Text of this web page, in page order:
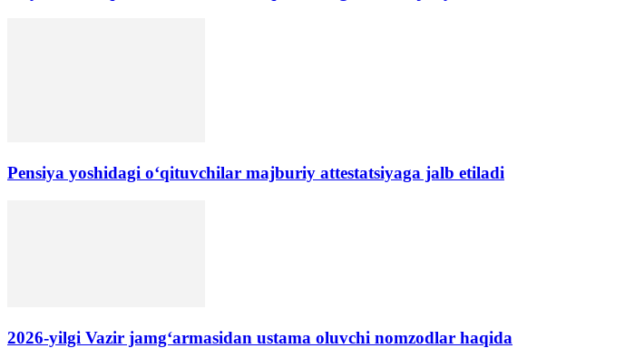
Pensiya yoshidagi oʻqituvchilar majburiy attestatsiyaga jalb etiladi
2026-yilgi Vazir jamgʻarmasidan ustama oluvchi nomzodlar haqida